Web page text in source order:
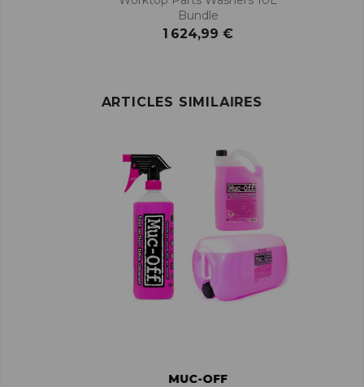
Bundle
1 624,99 €
ARTICLES SIMILAIRES
MUC-OFF